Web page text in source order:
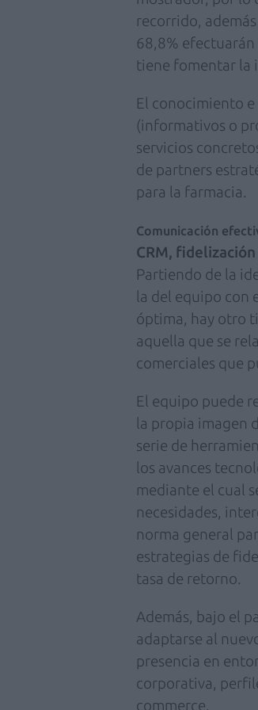
recorrido,
68,8%
tiene fomentar la
El conocimiento
(informativos o
servicios
de partners
para la farmacia.
Comunicación
CRM,
Partiendo de la
la del equipo con
óptima, hay otro
aquella que se
comerciales que
El equipo puede
la propia imagen
serie de
los avances
mediante el cual
necesidades,
norma general
estrategias de
tasa de retorno.
Además, bajo el
adaptarse al
presencia en
corporativa,
commerce.